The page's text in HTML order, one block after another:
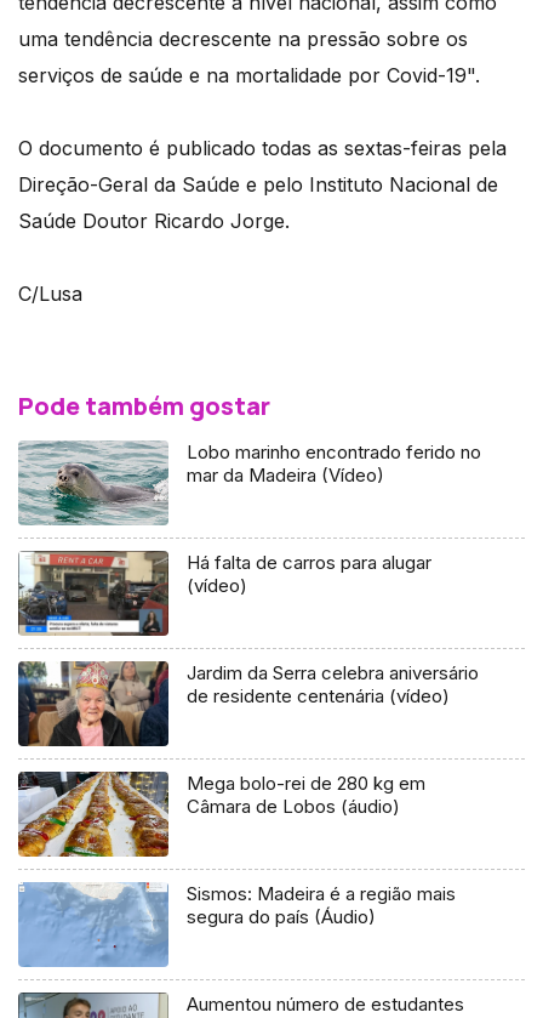
uma tendência decrescente na pressão sobre os
serviços de saúde e na mortalidade por Covid-19".
O documento é publicado todas as sextas-feiras pela
Direção-Geral da Saúde e pelo Instituto Nacional de
Saúde Doutor Ricardo Jorge.
C/Lusa
Pode também gostar
Lobo marinho encontrado ferido no
mar da Madeira (Vídeo)
Há falta de carros para alugar
(vídeo)
Jardim da Serra celebra aniversário
de residente centenária (vídeo)
Mega bolo-rei de 280 kg em
Câmara de Lobos (áudio)
Sismos: Madeira é a região mais
segura do país (Áudio)
Aumentou número de estudantes